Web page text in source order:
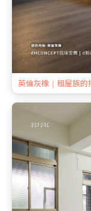
英倫灰橡｜租屋族的